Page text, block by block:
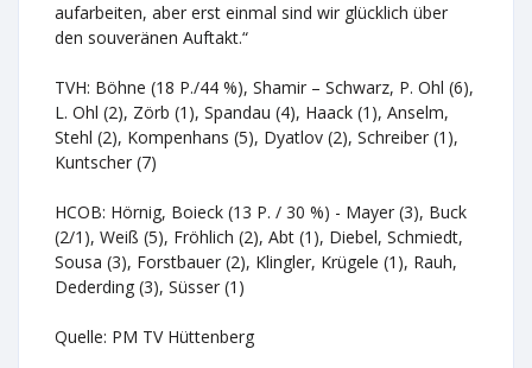
aufarbeiten, aber erst einmal sind wir glücklich über
den souveränen Auftakt.“
TVH: Böhne (18 P./44 %), Shamir – Schwarz, P. Ohl (6),
L. Ohl (2), Zörb (1), Spandau (4), Haack (1), Anselm,
Stehl (2), Kompenhans (5), Dyatlov (2), Schreiber (1),
Kuntscher (7)
HCOB: Hörnig, Boieck (13 P. / 30 %) - Mayer (3), Buck
(2/1), Weiß (5), Fröhlich (2), Abt (1), Diebel, Schmiedt,
Sousa (3), Forstbauer (2), Klingler, Krügele (1), Rauh,
Dederding (3), Süsser (1)
Quelle: PM TV Hüttenberg